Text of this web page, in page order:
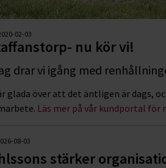
02-03
nu kör vi!
drar vi igång med
glada över att det äntligen är dags,
Läs mer på vår kundportal
08-03
stärker